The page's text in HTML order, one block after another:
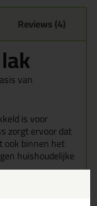
Reviews (4)
van
is voor
zorgt ervoor dat
ook binnen het
huishoudelijke